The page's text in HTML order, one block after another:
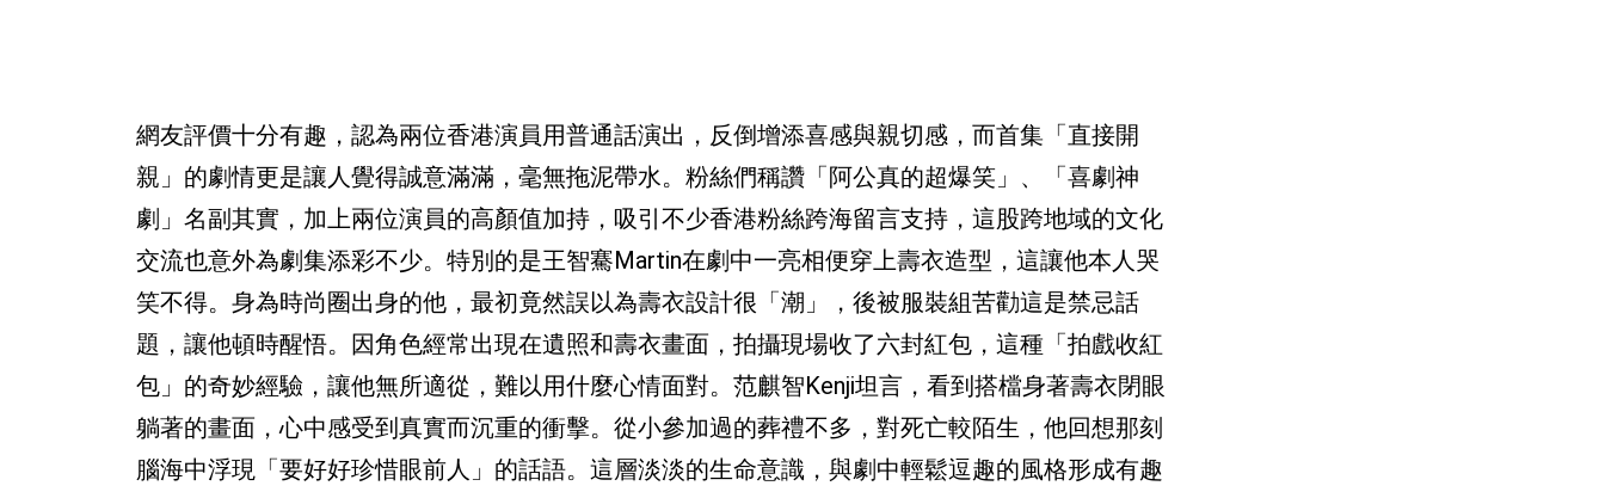
網友評價十分有趣，認為兩位香港演員用普通話演出，反倒增添喜感與親切感，而首集「直接開
親」的劇情更是讓人覺得誠意滿滿，毫無拖泥帶水。粉絲們稱讚「阿公真的超爆笑」、「喜劇神
劇」名副其實，加上兩位演員的高顏值加持，吸引不少香港粉絲跨海留言支持，這股跨地域的文化
交流也意外為劇集添彩不少。特別的是王智騫Martin在劇中一亮相便穿上壽衣造型，這讓他本人哭
笑不得。身為時尚圈出身的他，最初竟然誤以為壽衣設計很「潮」，後被服裝組苦勸這是禁忌話
題，讓他頓時醒悟。因角色經常出現在遺照和壽衣畫面，拍攝現場收了六封紅包，這種「拍戲收紅
包」的奇妙經驗，讓他無所適從，難以用什麼心情面對。范麒智Kenji坦言，看到搭檔身著壽衣閉眼
躺著的畫面，心中感受到真實而沉重的衝擊。從小參加過的葬禮不多，對死亡較陌生，他回想那刻
腦海中浮現「要好好珍惜眼前人」的話語。這層淡淡的生命意識，與劇中輕鬆逗趣的風格形成有趣